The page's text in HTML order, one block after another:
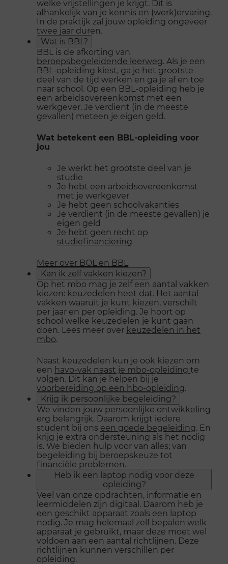
welke vrijstellingen je krijgt. Dit is
afhankelijk van je kennis en (werk)ervaring.
In de praktijk zal jouw opleiding ongeveer
twee jaar duren.
Wat is BBL?
BBL is de afkorting van
beroepsbegeleidende leerweg. Als je een
BBL-opleiding kiest, ga je het grootste
deel van de tijd werken en ga je af en toe
naar school. Op een BBL-opleiding heb je
een arbeidsovereenkomst met een
werkgever. Je verdient (in de meeste
gevallen) meteen je eigen geld.
Wat betekent een BBL-opleiding voor
jou
Je werkt het grootste deel van je
studie
Je hebt een arbeidsovereenkomst
met je werkgever
Je hebt geen schoolvakanties
Je verdient (in de meeste gevallen) je
eigen geld
Je hebt geen recht op
studiefinanciering
Meer over BOL en BBL
Kan ik zelf vakken kiezen?
Op het mbo mag je zelf een aantal vakken
kiezen: keuzedelen heet dat. Het aantal
vakken waaruit je kunt kiezen, verschilt
per jaar en per opleiding. Je hoort op
school welke keuzedelen je kunt gaan
doen. Lees meer over keuzedelen in het
mbo.
Naast keuzedelen kun je ook kiezen om
een havo-vak naast je mbo-opleiding te
volgen. Dit kan je helpen bij je
voorbereiding op een hbo-opleiding.
Krijg ik persoonlijke begeleiding?
We vinden jouw persoonlijke ontwikkeling
erg belangrijk. Daarom krijgt iedere
student bij ons een goede begeleiding. En
krijg je extra ondersteuning als het nodig
is. We bieden hulp voor van alles; van
begeleiding bij beroepskeuze tot
financiële problemen.
Heb ik een laptop nodig voor deze
opleiding?
Veel van onze opdrachten, informatie en
leermiddelen zijn digitaal. Daarom heb je
een geschikt apparaat zoals een laptop
nodig. Je mag helemaal zelf bepalen welk
apparaat je gebruikt, maar deze moet wel
voldoen aan een aantal richtlijnen. Deze
richtlijnen kunnen verschillen per
opleiding.